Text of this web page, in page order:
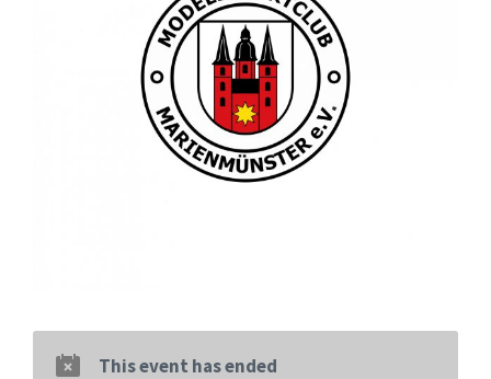
This event has ended